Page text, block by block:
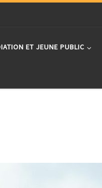
ET JEUNE PUBLIC